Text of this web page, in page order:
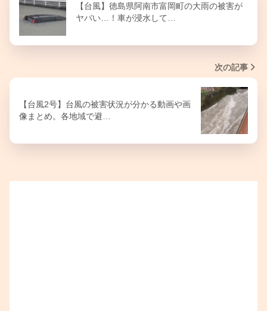
【台風】徳島県阿南市富岡町の大雨の被害が
ヤバい…！車が浸水して…
次の記事
【台風2号】台風の被害状況が分かる動画や画
像まとめ。各地域で避…